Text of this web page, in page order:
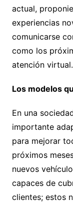
actual,
experiencias
comunicarse
como los
atención virtual.
Los modelos
En una
importante
para mejorar
próximos
nuevos
capaces de
clientes; estos